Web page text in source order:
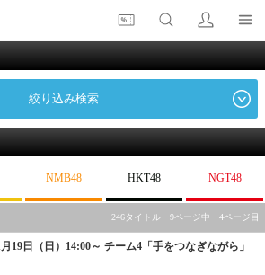
絞り込み検索
NMB48 HKT48 NGT48
246タイトル 9ページ中 4ページ目
19日（日）14:00～ チーム4「手をつなぎながら」